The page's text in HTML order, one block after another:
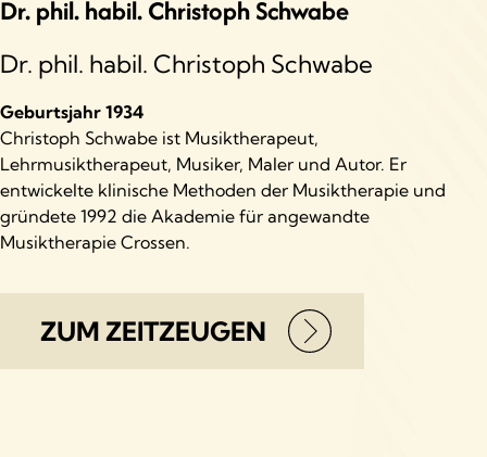
Dr. phil. habil. Christoph Schwabe
Dr. phil. habil. Christoph Schwabe
Geburtsjahr 1934
Christoph Schwabe ist Musiktherapeut,
Lehrmusiktherapeut, Musiker, Maler und Autor. Er
entwickelte klinische Methoden der Musiktherapie und
gründete 1992 die Akademie für angewandte
Musiktherapie Crossen.
ZUM ZEITZEUGEN